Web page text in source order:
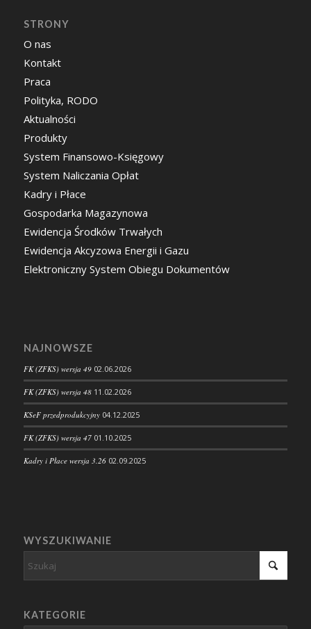
STRONY
O nas
Kontakt
Praca
Polityka, RODO
Aktualności
Produkty
System Finansowo-Księgowy
System Naliczania Opłat
Kadry i Płace
Gospodarka Magazynowa
Ewidencja Środków Trwałych
Ewidencja Akcyzowa Energii i Gazu
Elektroniczny System Obiegu Dokumentów
NAJNOWSZE
FK (ZFKS) wersja 49 02.06.2026
FK (ZFKS) wersja 48 11.02.2026
KSeF przedprodukcyjny 04.12.2025
FK (ZFKS) wersja 47 01.10.2025
Kadry i Płace wersja 3.26 02.09.2025
WYSZUKIWANIE
KATEGORIE